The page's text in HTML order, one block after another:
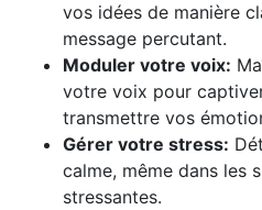
vos idées de manière
message percutant.
Moduler votre voix:
votre voix pour
transmettre vos
Gérer votre stress:
calme, même dans les
stressantes.